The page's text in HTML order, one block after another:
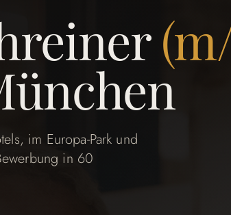
im Europa-Park und
in 60